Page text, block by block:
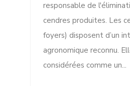
responsable de
cendres produites. Les
foyers) disposent d’un
agronomique reconnu.
considérées comme un...